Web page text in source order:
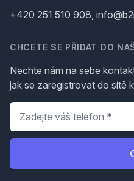
+420 251 510 908,
CHCETE SE PŘIDAT DO
Nechte nám na sebe
jak se zaregistrovat do sítě
Telefon